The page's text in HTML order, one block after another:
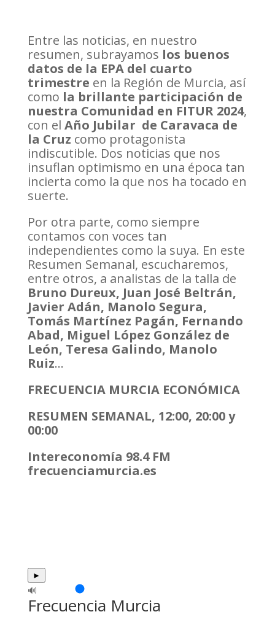
Entre las noticias, en nuestro
resumen, subrayamos los buenos
datos de la EPA del cuarto
trimestre en la Región de Murcia, así
como la brillante participación de
nuestra Comunidad en FITUR 2024,
con el Año Jubilar de Caravaca de
la Cruz como protagonista
indiscutible. Dos noticias que nos
insuflan optimismo en una época tan
incierta como la que nos ha tocado en
suerte.
Por otra parte, como siempre
contamos con voces tan
independientes como la suya. En este
Resumen Semanal, escucharemos,
entre otros, a analistas de la talla de
Bruno Dureux, Juan José Beltrán,
Javier Adán, Manolo Segura,
Tomás Martínez Pagán, Fernando
Abad, Miguel López González de
León, Teresa Galindo, Manolo
Ruiz…
FRECUENCIA MURCIA ECONÓMICA
RESUMEN SEMANAL, 12:00, 20:00 y
00:00
Intereconomía 98.4 FM
frecuenciamurcia.es
►
🔊
Frecuencia Murcia